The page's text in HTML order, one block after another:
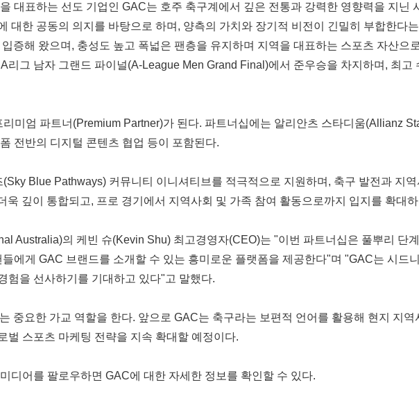
대표하는 선도 기업인 GAC는 호주 축구계에서 깊은 전통과 강력한 영향력을 지닌
대한 공동의 의지를 바탕으로 하며, 양측의 가치와 장기적 비전이 긴밀히 부합한다
증해 왔으며, 충성도 높고 폭넓은 팬층을 유지하며 지역을 대표하는 스포츠 자산으
리그 남자 그랜드 파이널(A-League Men Grand Final)에서 준우승을 차지하며, 최고
미엄 파트너(Premium Partner)가 된다. 파트너십에는 알리안츠 스타디움(Allianz
전반의 디지털 콘텐츠 협업 등이 포함된다.
Blue Pathways) 커뮤니티 이니셔티브를 적극적으로 지원하며, 축구 발전과 지역
욱 깊이 통합되고, 프로 경기에서 지역사회 및 가족 참여 활동으로까지 입지를 확대
Australia)의 케빈 슈(Kevin Shu) 최고경영자(CEO)는 "이번 파트너십은 풀뿌리 단
에게 GAC 브랜드를 소개할 수 있는 흥미로운 플랫폼을 제공한다"며 "GAC는 시드
험을 선사하기를 기대하고 있다"고 말했다.
중요한 가교 역할을 한다. 앞으로 GAC는 축구라는 보편적 언어를 활용해 현지 지
벌 스포츠 마케팅 전략을 지속 확대할 예정이다.
디어를 팔로우하면 GAC에 대한 자세한 정보를 확인할 수 있다.